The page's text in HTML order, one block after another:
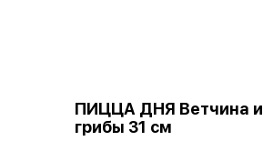
ПИЦЦА ДНЯ Ветчина и
грибы 31 см